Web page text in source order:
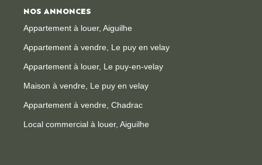
NOS ANNONCES
Appartement à louer, Aiguilhe
Appartement à vendre, Le puy en velay
Appartement à louer, Le puy-en-velay
Maison à vendre, Le puy en velay
Appartement à vendre, Chadrac
Local commercial à louer, Aiguilhe